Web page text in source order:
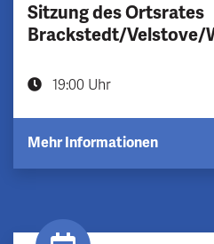
Sitzung des Ortsrates
Brackstedt/Velstove/
19:00 Uhr
Mehr Informationen